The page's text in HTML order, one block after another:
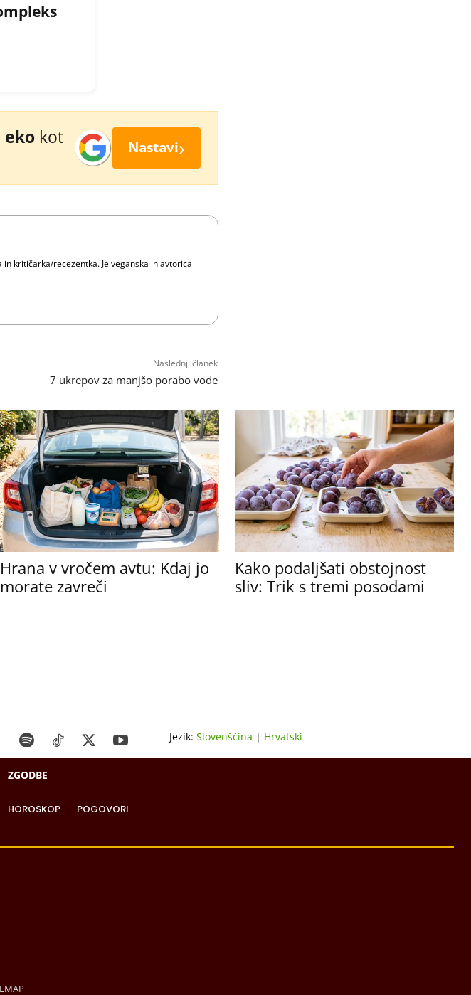
eko kot
Nastavi›
kritičarka/recezentka. Je veganska in avtorica
Naslednji članek
7 ukrepov za manjšo porabo vode
Hrana v vročem avtu: Kdaj jo
morate zavreči
Kako podaljšati obstojnost
sliv: Trik s tremi posodami
Jezik: Slovenščina | Hrvatski
ZGODBE
HOROSKOP POGOVORI